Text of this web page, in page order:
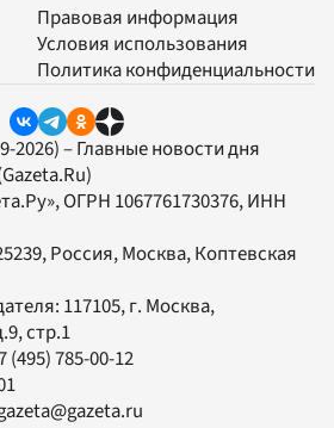
Правовая информация
Условия использования
Политика конфиденциальности
2026) – Главные новости дня
, ОГРН 1067761730376, ИНН
Россия, Москва, Коптевская
117105, г. Москва,
стр.1
(495) 785-00-12